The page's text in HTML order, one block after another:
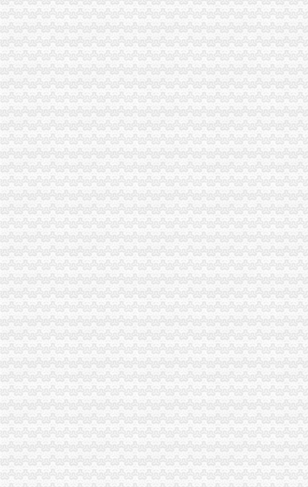
中国[上海]自由贸易试验区单位纳税人新办税务登记证告知单-全文--法
北京办理税务登记证
沙坪坝区行政审批项目登记表【资料】.doc_淘豆网
WJF008出纳实务:公司注册之如何办理税务登记证?—在线播放—优
石井坡
重庆沙坪坝石井坡化妆学校排名重庆新时代学校S新闻头条-齐齐哈尔
重庆石井坡写字楼出租_重庆石井坡写字楼出售_渝房网
好的！！！！！！【石井坡小学吧】_百度贴吧
重庆市沙坪坝区石井坡铸造加工厂_重庆市_沙坪坝区_企业在线
沙坪坝石井坡俊峰香格里拉品质洋房出售,重庆沙坪坝磁器口俊峰香
曾家办税务登记证
我想办税务登记证,我是摊位,可以吗-110网免费法律咨询
税务登记_税务登记证办理_税务登记证年检_税务登记证注销_一品威客
领完营业执照后,怎么去办税务登记证？_搜狐财经_搜狐网
【长春孟家税务登记|税务登记证办理|代理税务登记】-长春赶集网
【湘西】泸溪地税开展税务登记证行动_税务频道_红网
杨公桥办税务登记证
重庆燃气2016年半年度报告
环保督察工作专题-东至县网站
【办税务登记证办理组织机构代码办理刻章营业执照正副本变更】价格
【重庆杨公桥工商注册|工商注册代理|工商注册代办】-重庆赶集网
用税务登记证可以办吗-法邦网专题
西永办税务登记证
办理税务登记证需要的材料【今日推荐网-青岛工商/税务/财务】
2017年南怎么样注册公司流程及费用
疑惑,办理税务登记证局部收费？？【聊城吧】_百度贴吧
苏州公司成立后如何办理税务登记证-阿里巴巴专栏
纳税人办理税务登记证后,如发生（）时,应当办理注销税务登记。
新桥办税务登记证
高要重点项目（工作）监督况专栏
11月7日广西广西城建咨询有限公司玉林市福绵区新桥联片农村饮水安
中国科学院海洋研究所仪器设备采购项目（第十九批）的招标公告
沪培训班借名校招牌蒙人至少有40家冒牌培训班
信息广告__都市_温商网